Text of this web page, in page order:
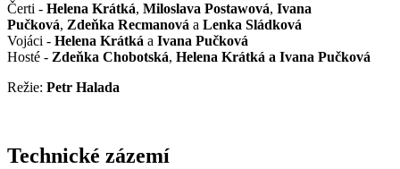
Čerti - Helena Krátká, Miloslava Postawová, Ivana
Pučková, Zdeňka Recmanová a Lenka Sládková
Vojáci - Helena Krátká a Ivana Pučková
Hosté - Zdeňka Chobotská, Helena Krátká a Ivana Pučková
Režie: Petr Halada
Technické zázemí